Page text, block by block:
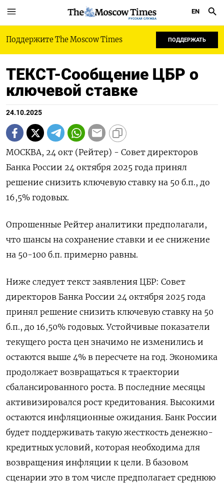
РУССКАЯ СЛУЖБА
EN
Поддержите The Moscow Times ПОДДЕРЖАТЬ
ТЕКСТ-Сообщение ЦБР о
ключевой ставке
24.10.2025
МОСКВА, 24 окт (Рейтер) - Совет директоров
Банка России 24 октября 2025 года принял
решение снизить ключевую ставку на 50 б.п., до
16,5% годовых.
Опрошенные Рейтер аналитики предполагали,
что шансы на сохранение ставки и ее снижение
на 50-100 б.п. примерно равны.
Ниже следует текст заявления ЦБР: Совет
директоров Банка России 24 октября 2025 года
принял решение снизить ключевую ставку на 50
б.п., до 16,50% годовых. Устойчивые показатели
текущего роста цен значимо не изменились и
остаются выше 4% в пересчете на год. Экономика
продолжает возвращаться к траектории
сбалансированного роста. В последние месяцы
активизировался рост кредитования. Высокими
остаются инфляционные ожидания. Банк России
будет поддерживать такую жесткость денежно-
кредитных условий, которая необходима для
возвращения инфляции к цели. В базовом
сценарии это в том числе предполагает среднюю